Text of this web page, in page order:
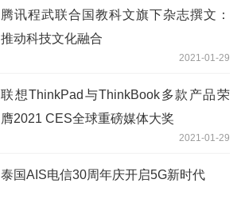
腾讯程武联合国教科文旗下杂志撰文：
推动科技文化融合
2021-01-29
联想ThinkPad与ThinkBook多款产品荣
膺2021 CES全球重磅媒体大奖
2021-01-29
泰国AIS电信30周年庆开启5G新时代